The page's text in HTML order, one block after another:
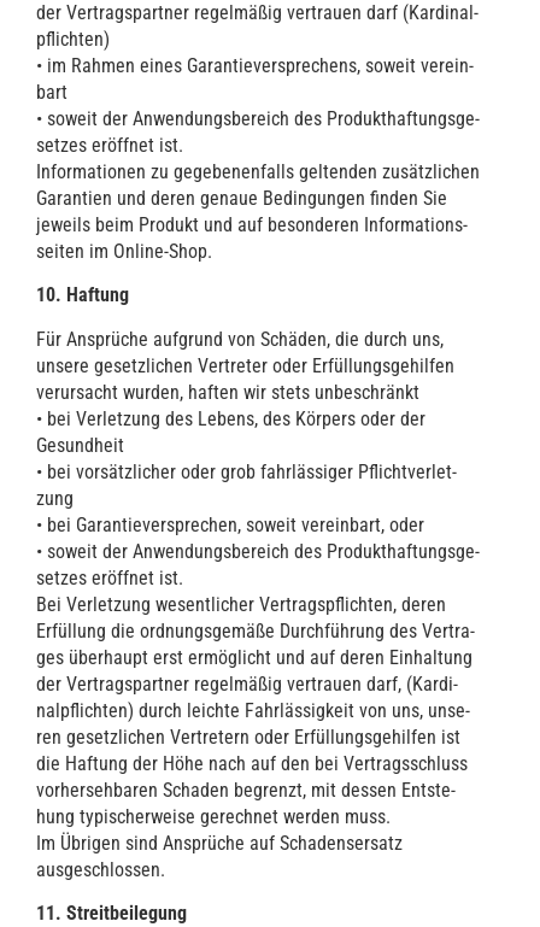
der Ver­trags­part­ner regel­mä­ßig ver­trau­en darf (Kar­di­nal­
pflich­ten)
• im Rah­men eines Garan­tie­ver­spre­chens, soweit ver­ein­
bart
• soweit der Anwen­dungs­be­reich des Pro­dukt­haf­tungs­ge­
set­zes eröff­net ist.
Infor­ma­tio­nen zu gege­be­nen­falls gel­ten­den zusätz­li­chen
Garan­tien und deren genaue Bedin­gun­gen fin­den Sie
jeweils beim Pro­dukt und auf beson­de­ren Infor­ma­ti­ons­
sei­ten im Online-Shop.
10. Haf­tung
Für Ansprü­che auf­grund von Schä­den, die durch uns,
unse­re gesetz­li­chen Ver­tre­ter oder Erfül­lungs­ge­hil­fen
ver­ur­sacht wur­den, haf­ten wir stets unbe­schränkt
• bei Ver­let­zung des Lebens, des Kör­pers oder der
Gesund­heit
• bei vor­sätz­li­cher oder grob fahr­läs­si­ger Pflicht­ver­let­
zung
• bei Garan­tie­ver­spre­chen, soweit ver­ein­bart, oder
• soweit der Anwen­dungs­be­reich des Pro­dukt­haf­tungs­ge­
set­zes eröff­net ist.
Bei Ver­let­zung wesent­li­cher Ver­trags­pflich­ten, deren
Erfül­lung die ord­nungs­ge­mä­ße Durch­füh­rung des Ver­tra­
ges über­haupt erst ermög­licht und auf deren Ein­hal­tung
der Ver­trags­part­ner regel­mä­ßig ver­trau­en darf, (Kar­di­
nal­pflich­ten) durch leich­te Fahr­läs­sig­keit von uns, unse­
ren gesetz­li­chen Ver­tre­tern oder Erfül­lungs­ge­hil­fen ist
die Haf­tung der Höhe nach auf den bei Ver­trags­schluss
vor­her­seh­ba­ren Scha­den begrenzt, mit des­sen Ent­ste­
hung typi­scher­wei­se gerech­net wer­den muss.
Im Übri­gen sind Ansprü­che auf Scha­dens­er­satz
ausgeschlossen.
11. Streit­bei­le­gung